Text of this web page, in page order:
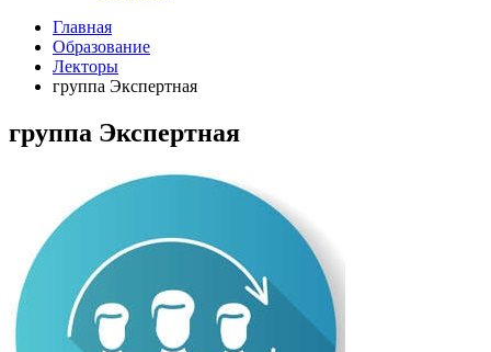
Главная
Образование
Лекторы
группа Экспертная
группа Экспертная